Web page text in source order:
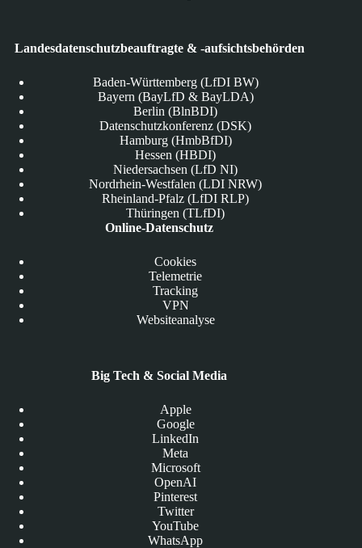
Landesdatenschutzbeauftragte & -aufsichtsbehörden
Baden-Württemberg (LfDI BW)
Bayern (BayLfD & BayLDA)
Berlin (BlnBDI)
Datenschutzkonferenz (DSK)
Hamburg (HmbBfDI)
Hessen (HBDI)
Niedersachsen (LfD NI)
Nordrhein-Westfalen (LDI NRW)
Rheinland-Pfalz (LfDI RLP)
Thüringen (TLfDI)
Online-Datenschutz
Cookies
Telemetrie
Tracking
VPN
Websiteanalyse
Big Tech & Social Media
Apple
Google
LinkedIn
Meta
Microsoft
OpenAI
Pinterest
Twitter
YouTube
WhatsApp